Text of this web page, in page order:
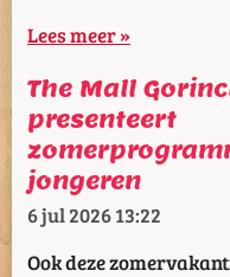
Lees meer »
The Mall
presenteert
jongeren
6 jul 202613:22
Ook deze